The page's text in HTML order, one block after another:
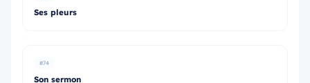
Ses pleurs
#74
Son sermon